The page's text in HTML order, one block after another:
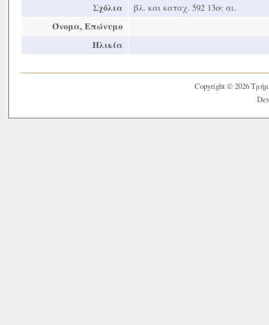
Σχόλια
βλ. και καταχ. 592 13ος αι.
Όνομα, Επώνυμο
Ηλικία
Copyright © 2026